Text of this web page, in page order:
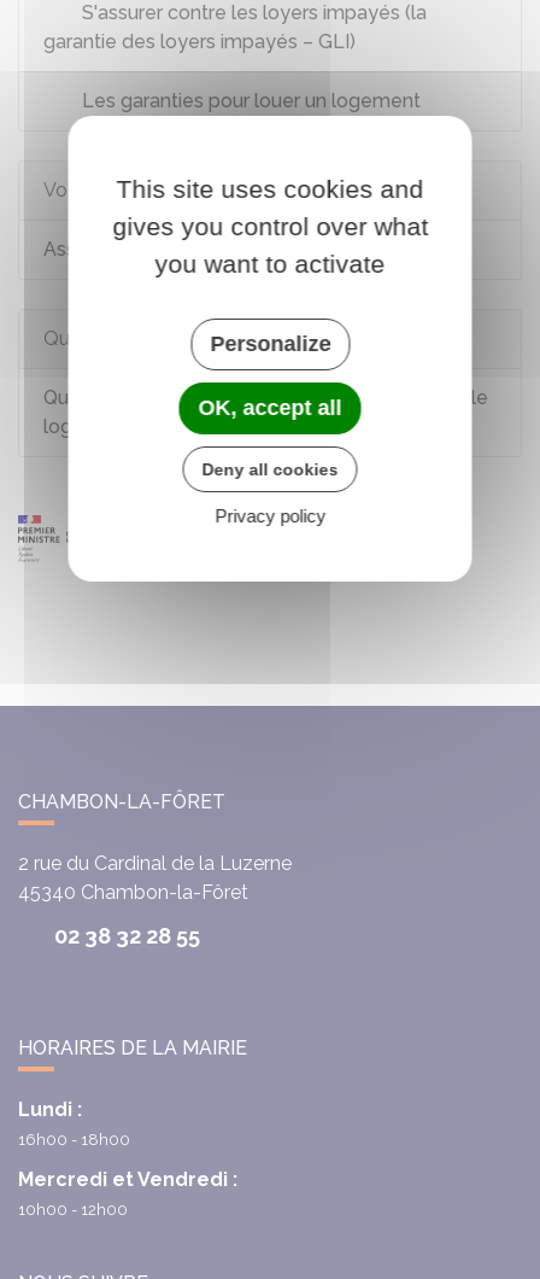
S'assurer contre les loyers impayés (la
garantie des loyers impayés – GLI)
Les garanties pour louer un logement
Voir aussi
Assurance du logement par le propriétaire
Questions ? Réponses !
Quelle aide apporte le Fonds de solidarité pour le
logement (FSL) ?
CHAMBON-LA-FÔRET
2 rue du Cardinal de la Luzerne
45340 Chambon-la-Fôret
02 38 32 28 55
HORAIRES DE LA MAIRIE
Lundi :
16h00 - 18h00
Mercredi et Vendredi :
10h00 - 12h00
This site uses cookies and
gives you control over what
you want to activate
Personalize
OK, accept all
Deny all cookies
Privacy policy